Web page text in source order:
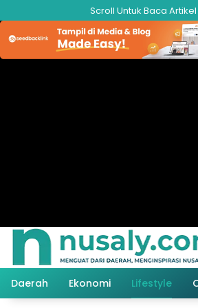
ke
konten
Scroll Untuk Baca Artikel
Daerah Ekonomi Lifestyle